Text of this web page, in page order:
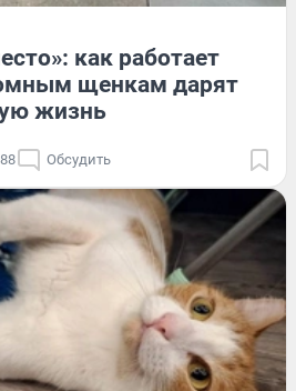
как работает
щенкам дарят
жизнь
Обсудить